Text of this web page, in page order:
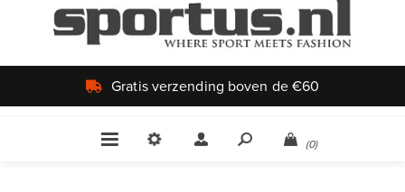
Gratis verzending boven de €60
(0)